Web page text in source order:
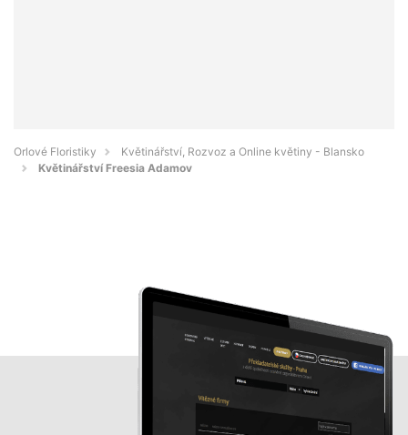
Orlové Floristiky
Květinářství, Rozvoz a Online květiny - Blansko
Květinářství Freesia Adamov